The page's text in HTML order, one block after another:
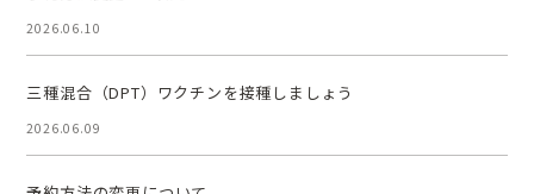
2026.06.10
三種混合（DPT）ワクチンを接種しましょう
2026.06.09